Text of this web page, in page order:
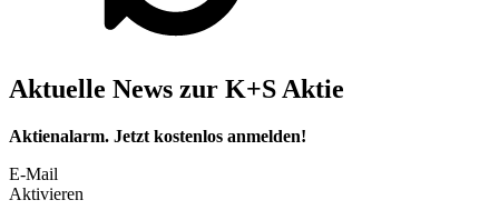
Aktuelle News zur K+S Aktie
Aktienalarm. Jetzt kostenlos anmelden!
E-Mail
Aktivieren